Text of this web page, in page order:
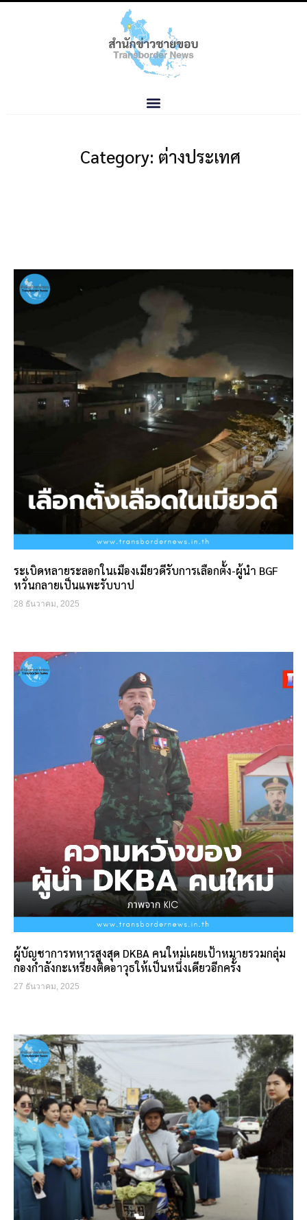
Category: ต่างประเทศ
ระเบิดหลายระลอกในเมืองเมียวดีรับการเลือกตั้ง-ผู้นำ BGF
หวั่นกลายเป็นแพะรับบาป
28 ธันวาคม, 2025
ผู้บัญชาการทหารสูงสุด DKBA คนใหม่เผยเป้าหมายรวมกลุ่ม
กองกำลังกะเหรี่ยงติดอาวุธให้เป็นหนึ่งเดียวอีกครั้ง
27 ธันวาคม, 2025